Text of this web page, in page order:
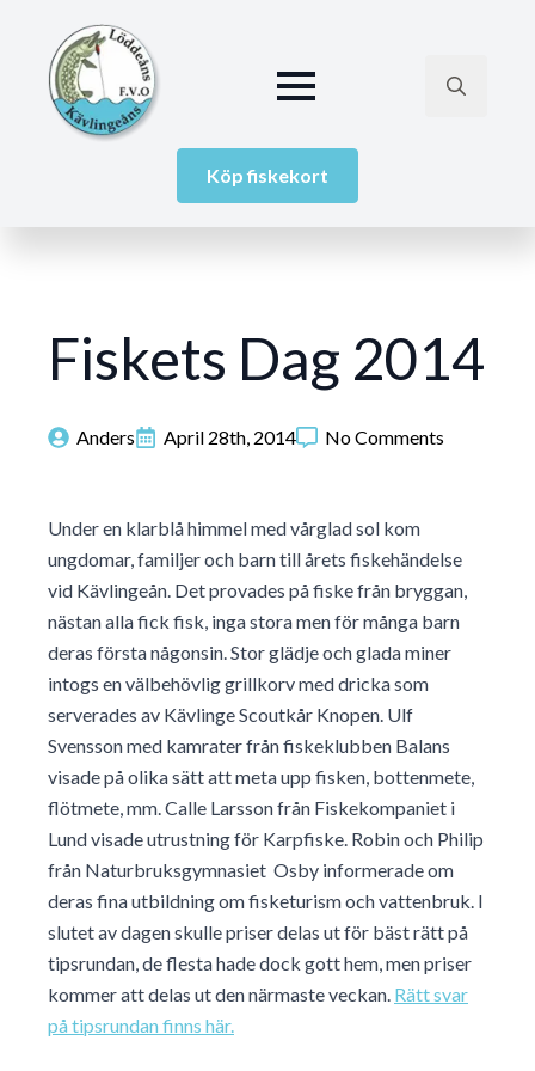
Köp fiskekort
Fiskets Dag 2014
Anders April 28th, 2014 No Comments
Under en klarblå himmel med vårglad sol kom
ungdomar, familjer och barn till årets fiskehändelse
vid Kävlingeån. Det provades på fiske från bryggan,
nästan alla fick fisk, inga stora men för många barn
deras första någonsin. Stor glädje och glada miner
intogs en välbehövlig grillkorv med dricka som
serverades av Kävlinge Scoutkår Knopen. Ulf
Svensson med kamrater från fiskeklubben Balans
visade på olika sätt att meta upp fisken, bottenmete,
flötmete, mm. Calle Larsson från Fiskekompaniet i
Lund visade utrustning för Karpfiske. Robin och Philip
från Naturbruksgymnasiet Osby informerade om
deras fina utbildning om fisketurism och vattenbruk. I
slutet av dagen skulle priser delas ut för bäst rätt på
tipsrundan, de flesta hade dock gott hem, men priser
kommer att delas ut den närmaste veckan. Rätt svar
på tipsrundan finns här.